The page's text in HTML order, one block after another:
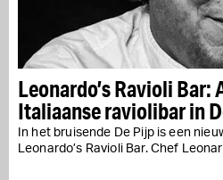
Leonardo’s Ravioli
Italiaanse raviolibar in
In het bruisende De Pijp is een
Leonardo’s Ravioli Bar. Chef